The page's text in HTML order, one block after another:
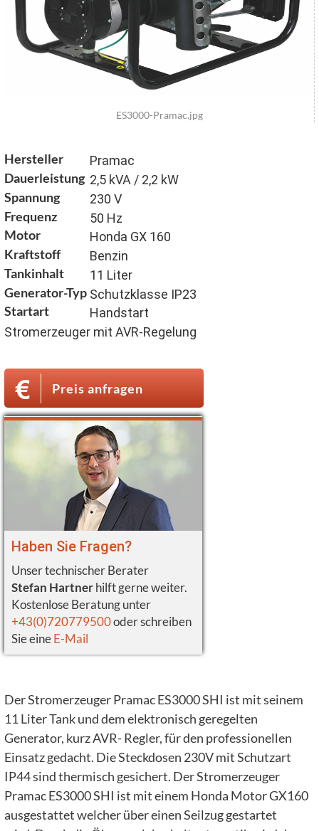
ES3000-Pramac.jpg
Hersteller Pramac
Dauerleistung 2,5 kVA / 2,2 kW
Spannung 230 V
Frequenz 50 Hz
Motor Honda GX 160
Kraftstoff Benzin
Tankinhalt 11 Liter
Generator-Typ Schutzklasse IP23
Startart
Handstart
Stromerzeuger mit AVR-Regelung
Preis anfragen
Haben Sie Fragen?
Unser technischer Berater
Stefan Hartnerhilft gerne weiter.
Kostenlose Beratung unter
+43(0)720779500oder schreiben
Sie eineE-Mail
Der Stromerzeuger Pramac ES3000 SHI ist mit seinem
11 Liter Tank und dem elektronisch geregelten
Generator, kurz AVR- Regler, für den professionellen
Einsatz gedacht. Die Steckdosen 230V mit Schutzart
IP44 sind thermisch gesichert. Der Stromerzeuger
Pramac ES3000 SHI ist mit einem Honda Motor GX160
ausgestattet welcher über einen Seilzug gestartet